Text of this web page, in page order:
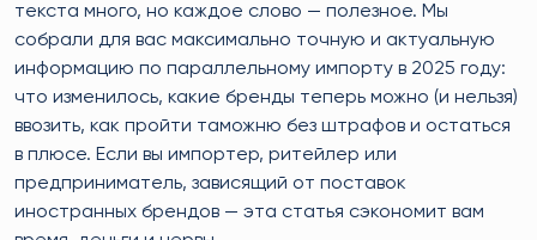
текста много, но каждое слово — полезное. Мы
собрали для вас максимально точную и актуальную
информацию по параллельному импорту в 2025 году:
что изменилось, какие бренды теперь можно (и нельзя)
ввозить, как пройти таможню без штрафов и остаться
в плюсе. Если вы импортер, ритейлер или
предприниматель, зависящий от поставок
иностранных брендов — эта статья сэкономит вам